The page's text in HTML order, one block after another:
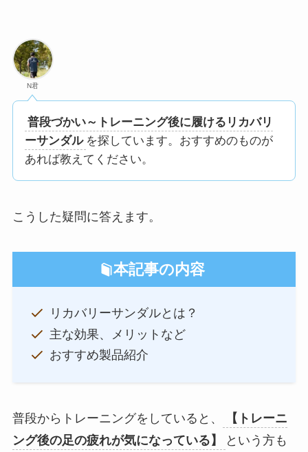
N君
普段づかい～トレーニング後に履けるリカバリ
ーサンダル を探しています。おすすめのものが
あれば教えてください。
こうした疑問に答えます。
本記事の内容
リカバリーサンダルとは？
主な効果、メリットなど
おすすめ製品紹介
普段からトレーニングをしていると、
【トレーニ
ング後の足の疲れが気になっている】
という方も